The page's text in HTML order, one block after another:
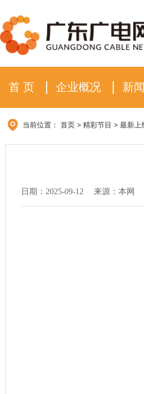
首 页 企业概况 新
当前位置： 首页 > 精彩节目 > 最新上
日期：2025-09-12 来源：本网